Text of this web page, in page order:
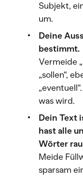
Subjekt,
um.
Deine
bestimmt.
Vermeide
„sollen“,
was wird.
Dein Text
hast alle
Wörter
Meide
sparsam